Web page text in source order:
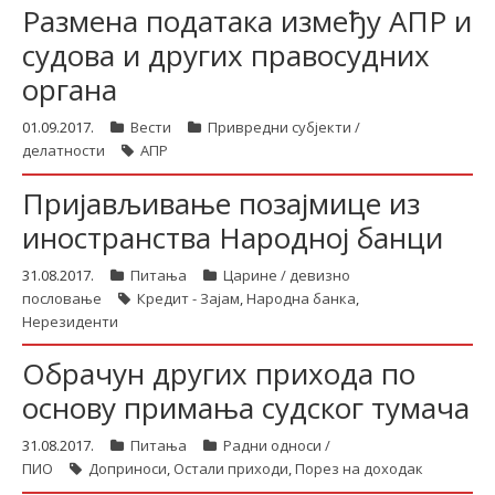
Размена података између АПР и
судова и других правосудних
органа
01.09.2017. Вести
Привредни субјекти /
делатности
АПР
Пријављивање позајмице из
иностранства Народној банци
31.08.2017. Питања
Царине / девизно
пословање
Кредит - Зајам,Народна банка,
Нерезиденти
Обрачун других прихода по
основу примања судског тумача
31.08.2017. Питања
Радни односи /
ПИО
Доприноси, Остали приходи,Порез на доходак